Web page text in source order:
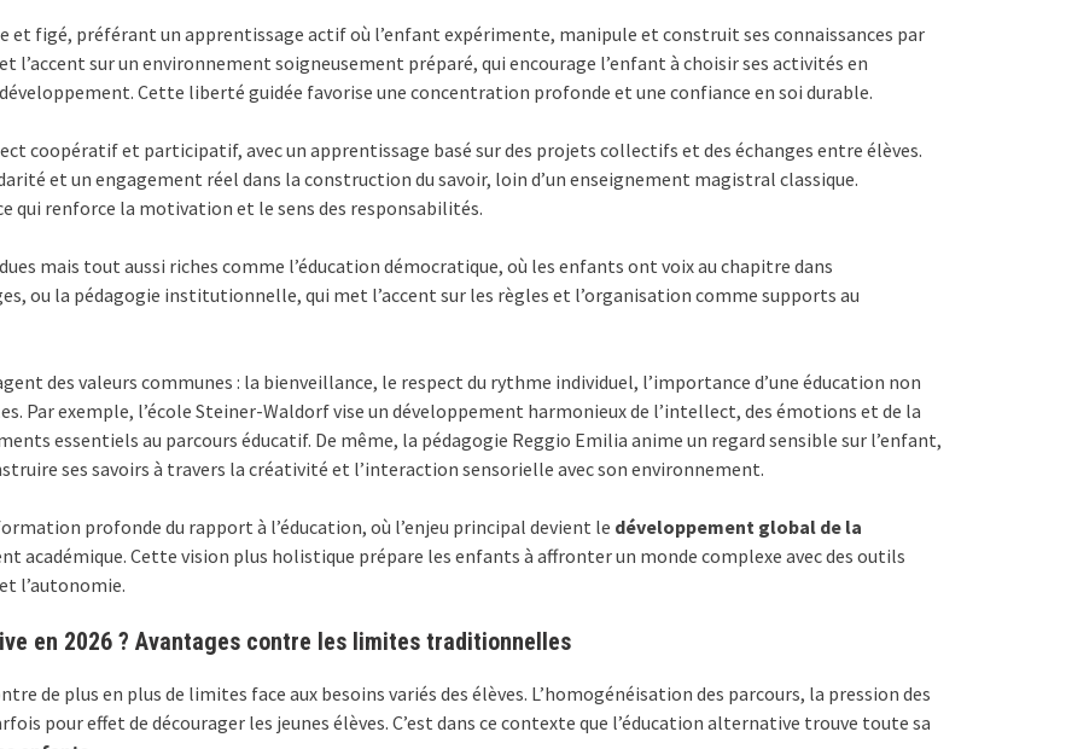
et figé, préférant un apprentissage actif où l’enfant expérimente, manipule et construit ses connaissances par
l’accent sur un environnement soigneusement préparé, qui encourage l’enfant à choisir ses activités en
Cette liberté guidée favorise une concentration profonde et une confiance en soi durable.
coopératif et participatif, avec un apprentissage basé sur des projets collectifs et des échanges entre élèves.
et un engagement réel dans la construction du savoir, loin d’un enseignement magistral classique.
qui renforce la motivation et le sens des responsabilités.
mais tout aussi riches comme l’éducation démocratique, où les enfants ont voix au chapitre dans
ou la pédagogie institutionnelle, qui met l’accent sur les règles et l’organisation comme supports au
des valeurs communes : la bienveillance, le respect du rythme individuel, l’importance d’une éducation non
exemple, l’école Steiner-Waldorf vise un développement harmonieux de l’intellect, des émotions et de la
essentiels au parcours éducatif. De même, la pédagogie Reggio Emilia anime un regard sensible sur l’enfant,
ses savoirs à travers la créativité et l’interaction sensorielle avec son environnement.
profonde du rapport à l’éducation, où l’enjeu principal devient le développement global de la
académique. Cette vision plus holistique prépare les enfants à affronter un monde complexe avec des outils
l’autonomie.
en 2026 ? Avantages contre les limites traditionnelles
de plus en plus de limites face aux besoins variés des élèves. L’homogénéisation des parcours, la pression des
pour effet de décourager les jeunes élèves. C’est dans ce contexte que l’éducation alternative trouve toute sa